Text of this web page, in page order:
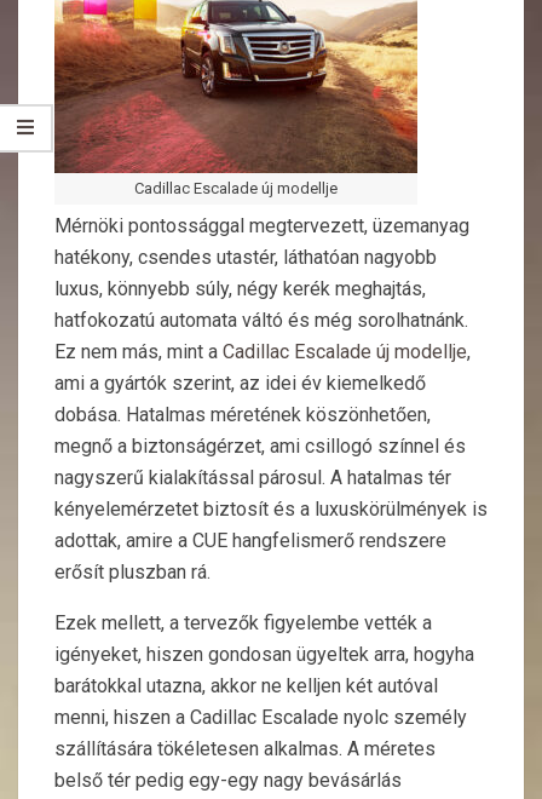
Cadillac Escalade új modellje
Mérnöki pontossággal megtervezett, üzemanyag
hatékony, csendes utastér, láthatóan nagyobb
luxus, könnyebb súly, négy kerék meghajtás,
hatfokozatú automata váltó és még sorolhatnánk.
Ez nem más, mint a Cadillac Escalade új modellje,
ami a gyártók szerint, az idei év kiemelkedő
dobása. Hatalmas méretének köszönhetően,
megnő a biztonságérzet, ami csillogó színnel és
nagyszerű kialakítással párosul. A hatalmas tér
kényelemérzetet biztosít és a luxuskörülmények is
adottak, amire a CUE hangfelismerő rendszere
erősít pluszban rá.
Ezek mellett, a tervezők figyelembe vették a
igényeket, hiszen gondosan ügyeltek arra, hogyha
barátokkal utazna, akkor ne kelljen két autóval
menni, hiszen a Cadillac Escalade nyolc személy
szállítására tökéletesen alkalmas. A méretes
belső tér pedig egy-egy nagy bevásárlás